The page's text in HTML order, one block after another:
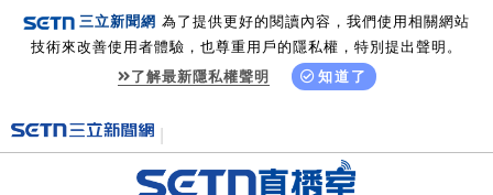
三立新聞網 為了提供更好的閱讀內容，我們使用相關網站
技術來改善使用者體驗，也尊重用戶的隱私權，特別提出聲明。
了解最新隱私權聲明
知道了